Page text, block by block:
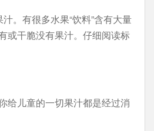
。有很多水果“饮料”含有大量
或干脆没有果汁。仔细阅读标
给儿童的一切果汁都是经过消